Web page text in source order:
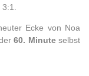
Ecke von Noa
60. Minuteselbst